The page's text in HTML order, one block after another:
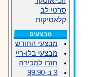
סרטי לב
קלאסיקות
מבצעים
מבצעי החודש
מבצעי בלו-ריי
חזרו למכירה
3 ב-99.90